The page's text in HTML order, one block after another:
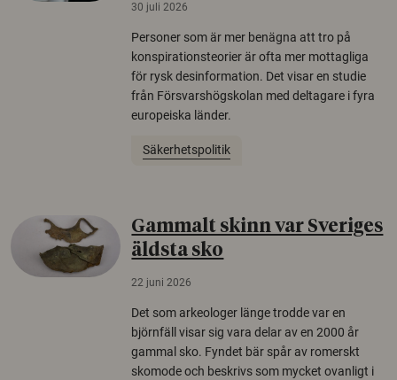
30 juli 2026
Personer som är mer benägna att tro på
konspirationsteorier är ofta mer mottagliga
för rysk desinformation. Det visar en studie
från Försvarshögskolan med deltagare i fyra
europeiska länder.
Säkerhetspolitik
Gammalt skinn var Sveriges
äldsta sko
22 juni 2026
Det som arkeologer länge trodde var en
björnfäll visar sig vara delar av en 2000 år
gammal sko. Fyndet bär spår av romerskt
skomode och beskrivs som mycket ovanligt i